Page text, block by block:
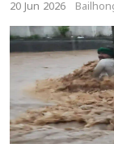
20 Jun 2026